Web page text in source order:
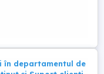
plătite Cazare și
în departamentul de